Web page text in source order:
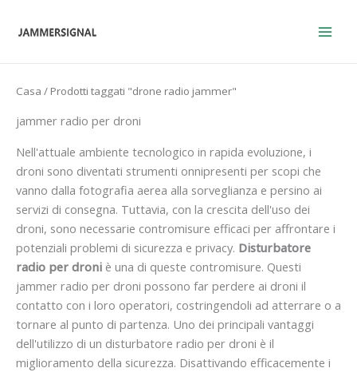
Casa / Prodotti taggati "drone radio jammer"
jammer radio per droni
Nell'attuale ambiente tecnologico in rapida evoluzione, i
droni sono diventati strumenti onnipresenti per scopi che
vanno dalla fotografia aerea alla sorveglianza e persino ai
servizi di consegna. Tuttavia, con la crescita dell'uso dei
droni, sono necessarie contromisure efficaci per affrontare i
potenziali problemi di sicurezza e privacy. Disturbatore
radio per droni è una di queste contromisure. Questi
jammer radio per droni possono far perdere ai droni il
contatto con i loro operatori, costringendoli ad atterrare o a
tornare al punto di partenza. Uno dei principali vantaggi
dell'utilizzo di un disturbatore radio per droni è il
miglioramento della sicurezza. Disattivando efficacemente i